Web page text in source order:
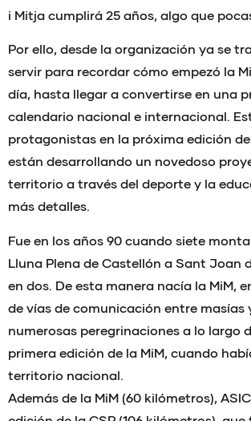
i Mitja cumplirá 25 años, algo que
Por ello, desde la organización ya se
servir para recordar cómo empezó la
día, hasta llegar a convertirse en una
calendario nacional e internacional.
protagonistas en la próxima edición de
están desarrollando un novedoso
territorio a través del deporte y la
más detalles.
Fue en los años 90 cuando siete
Lluna Plena de Castellón a Sant Joan
en dos. De esta manera nacía la MiM,
de vías de comunicación entre masías
numerosas peregrinaciones a lo largo
primera edición de la MiM, cuando
territorio nacional.
Además de la MiM (60 kilómetros),